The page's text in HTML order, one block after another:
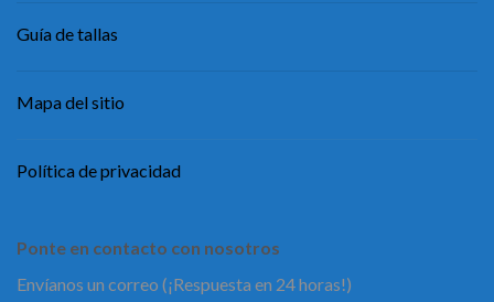
Guía de tallas
Mapa del sitio
Política de privacidad
Ponte en contacto con nosotros
Envíanos un correo (¡Respuesta en 24 horas!)